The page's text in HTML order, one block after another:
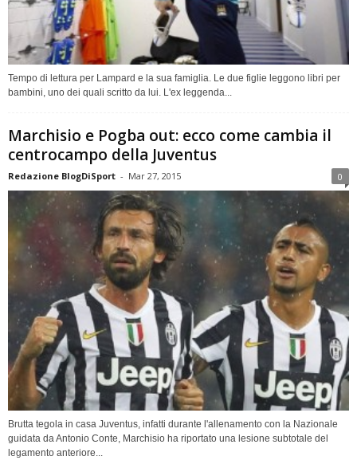
Tempo di lettura per Lampard e la sua famiglia. Le due figlie leggono libri per
bambini, uno dei quali scritto da lui. L'ex leggenda...
Marchisio e Pogba out: ecco come cambia il
centrocampo della Juventus
Redazione BlogDiSport - Mar 27, 2015 0
Brutta tegola in casa Juventus, infatti durante l'allenamento con la Nazionale
guidata da Antonio Conte, Marchisio ha riportato una lesione subtotale del
legamento anteriore...